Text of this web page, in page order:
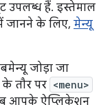
उपलब्ध हैं. इस्तेमाल
जानने के लिए, मेन्यू
जोड़ा जा
तौर पर <menu>
आपके ऐप्लिकेशन